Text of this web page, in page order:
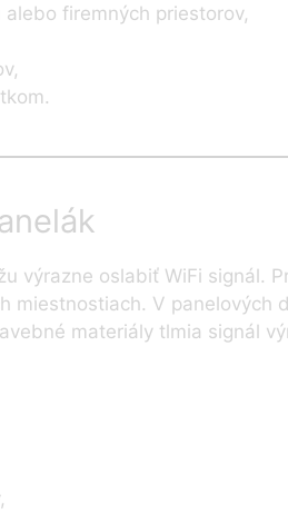
firemných priestorov,
výrazne oslabiť WiFi signál.
miestnostiach. V panelových
materiály tlmia signál